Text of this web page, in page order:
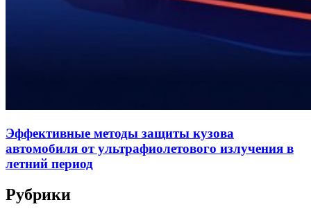
Эффективные методы защиты кузова
автомобиля от ультрафиолетового излучения в
летний период
Рубрики